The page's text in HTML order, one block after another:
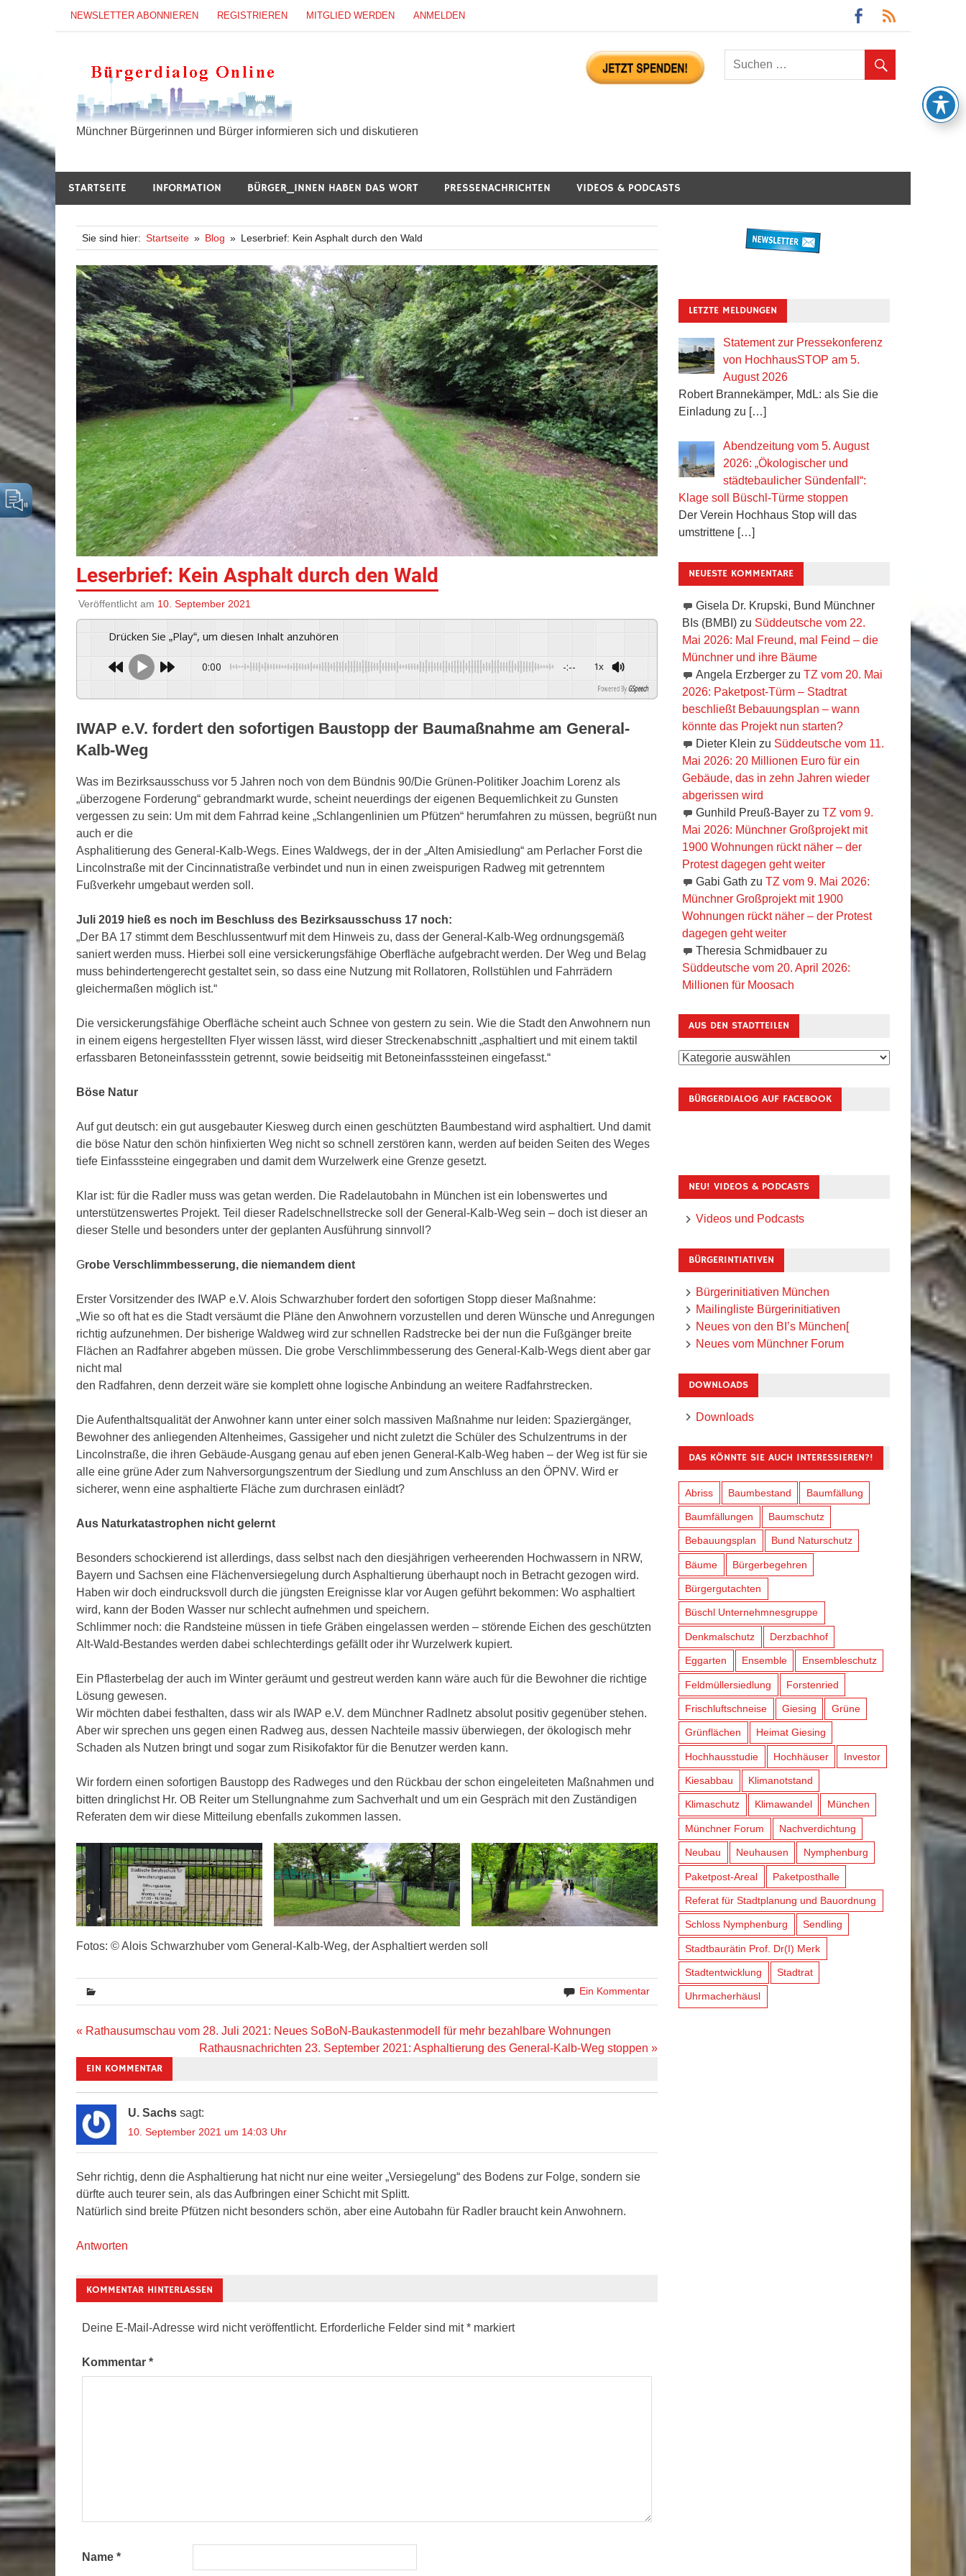
NEWSLETTER ABONNIEREN REGISTRIEREN MITGLIED WERDEN ANMELDEN
Münchner Bürgerinnen und Bürger informieren sich und diskutieren
STARTSEITE INFORMATION BÜRGER_INNEN HABEN DAS WORT PRESSENACHRICHTEN VIDEOS & PODCASTS
Sie sind hier: Startseite Blog Leserbrief: Kein Asphalt durch den Wald
Leserbrief: Kein Asphalt durch den Wald
Veröffentlicht am 10. September 2021
Drücken Sie „Play“, um diesen Inhalt anzuhören
0:00 -:-- 1x
Powered By GSpeech
IWAP e.V. fordert den sofortigen Baustopp der Baumaßnahme am General-
Kalb-Weg
Was im Bezirksausschuss vor 5 Jahren noch von dem Bündnis 90/Die Grünen-Politiker Joachim Lorenz als
„überzogene Forderung“ gebrandmarkt wurde, scheint neuerdings der eigenen Bequemlichkeit zu Gunsten
vergessen zu sein: Um mit dem Fahrrad keine „Schlangenlinien um Pfützen“ herumfahren zu müssen, begrüßt nun
auch er die
Asphalitierung des General-Kalb-Wegs. Eines Waldwegs, der in der „Alten Amisiedlung“ am Perlacher Forst die
Lincolnstraße mit der Cincinnatistraße verbindet und nun in einen zweispurigen Radweg mit getrenntem
Fußverkehr umgebaut werden soll.
Juli 2019 hieß es noch im Beschluss des Bezirksausschuss 17 noch:
„Der BA 17 stimmt dem Beschlussentwurf mit dem Hinweis zu, dass der General-Kalb-Weg ordnungsgemäß
saniert werden muss. Hierbei soll eine versickerungsfähige Oberfläche aufgebracht werden. Der Weg und Belag
muss behindertengerecht gestaltet sein, so dass eine Nutzung mit Rollatoren, Rollstühlen und Fahrrädern
gleichermaßen möglich ist.“
Die versickerungsfähige Oberfläche scheint auch Schnee von gestern zu sein. Wie die Stadt den Anwohnern nun
in einem eigens hergestellten Flyer wissen lässt, wird dieser Streckenabschnitt „asphaltiert und mit einem taktil
erfassbaren Betoneinfassstein getrennt, sowie beidseitig mit Betoneinfasssteinen eingefasst.“
Böse Natur
Auf gut deutsch: ein gut ausgebauter Kiesweg durch einen geschützten Baumbestand wird asphaltiert. Und damit
die böse Natur den schön hinfixierten Weg nicht so schnell zerstören kann, werden auf beiden Seiten des Weges
tiefe Einfasssteine eingegraben und damit dem Wurzelwerk eine Grenze gesetzt.
Klar ist: für die Radler muss was getan werden. Die Radelautobahn in München ist ein lobenswertes und
unterstützenswertes Projekt. Teil dieser Radelschnellstrecke soll der General-Kalb-Weg sein – doch ist dieser an
dieser Stelle und besonders unter der geplanten Ausführung sinnvoll?
Grobe Verschlimmbesserung, die niemandem dient
Erster Vorsitzender des IWAP e.V. Alois Schwarzhuber fordert den sofortigen Stopp dieser Maßnahme:
„Wie so oft hat es die Stadt versäumt die Pläne den Anwohnern vorzustellen und deren Wünsche und Anregungen
richtig aufzunehmen. Der bisherige Waldweg wird zur schnellen Radstrecke bei der nun die Fußgänger breite
Flächen an Radfahrer abgeben müssen. Die grobe Verschlimmbesserung des General-Kalb-Wegs dient aber gar
nicht mal
den Radfahren, denn derzeit wäre sie komplett ohne logische Anbindung an weitere Radfahrstrecken.
Die Aufenthaltsqualität der Anwohner kann unter einer solch massiven Maßnahme nur leiden: Spaziergänger,
Bewohner des anliegenden Altenheimes, Gassigeher und nicht zuletzt die Schüler des Schulzentrums in der
Lincolnstraße, die ihren Gebäude-Ausgang genau auf eben jenen General-Kalb-Weg haben – der Weg ist für sie
alle eine grüne Ader zum Nahversorgungszentrum der Siedlung und zum Anschluss an den ÖPNV. Wird er
sicherer, wenn eine asphaltierte Fläche zum durchrasen einlädt?
Aus Naturkatastrophen nicht gelernt
Besonders schockierend ist allerdings, dass selbst nach den diesjährigen verheerenden Hochwassern in NRW,
Bayern und Sachsen eine Flächenversiegelung durch Asphaltierung überhaupt noch in Betracht gezogen wird.
Haben wir doch eindrucksvoll durch die jüngsten Ereignisse klar vor Augen geführt bekommen: Wo asphaltiert
wird, kann der Boden Wasser nur schlecht aufnehmen und speichern.
Schlimmer noch: die Randsteine müssen in tiefe Gräben eingelassen werden – störende Eichen des geschützten
Alt-Wald-Bestandes werden dabei schlechterdings gefällt oder ihr Wurzelwerk kupiert.
Ein Pflasterbelag der auch im Winter geräumt und gestreut werden kann wäre auch für die Bewohner die richtige
Lösung gewesen.
Wir möchten dabei festhalten, dass wir als IWAP e.V. dem Münchner Radlnetz absolut positiv gegenüber stehen.
Aber wir sprechen uns gegen einen Radweg aus, dessen Nachteile massiv überwiegen, der ökologisch mehr
Schaden als Nutzen bringt und sogar zum Risikofaktor für die Benutzer werden kann.
Wir fordern einen sofortigen Baustopp des Radweges und den Rückbau der schon eingeleiteten Maßnahmen und
bitten dringlichst Hr. OB Reiter um Stellungnahme zum Sachverhalt und um ein Gespräch mit den Zuständigen
Referaten dem wir diese Mitteilung ebenfalls zukommen lassen.
Fotos: © Alois Schwarzhuber vom General-Kalb-Weg, der Asphaltiert werden soll
Ein Kommentar
Beitragsnavigation
« Rathausumschau vom 28. Juli 2021: Neues SoBoN-Baukastenmodell für mehr bezahlbare Wohnungen
Rathausnachrichten 23. September 2021: Asphaltierung des General-Kalb-Weg stoppen »
EIN KOMMENTAR
U. Sachs sagt:
10. September 2021 um 14:03 Uhr
Sehr richtig, denn die Asphaltierung hat nicht nur eine weiter „Versiegelung“ des Bodens zur Folge, sondern sie
dürfte auch teurer sein, als das Aufbringen einer Schicht mit Splitt.
Natürlich sind breite Pfützen nicht besonders schön, aber eine Autobahn für Radler braucht kein Anwohnern.
Antworten
KOMMENTAR HINTERLASSEN
Deine E-Mail-Adresse wird nicht veröffentlicht. Erforderliche Felder sind mit*markiert
Kommentar *
Name *
LETZTE MELDUNGEN
Statement zur Pressekonferenz
von HochhausSTOP am 5.
August 2026
Robert Brannekämper, MdL: als Sie die
Einladung zu […]
Abendzeitung vom 5. August
2026: „Ökologischer und
städtebaulicher Sündenfall“:
Klage soll Büschl-Türme stoppen
Der Verein Hochhaus Stop will das
umstrittene […]
NEUESTE KOMMENTARE
Gisela Dr. Krupski, Bund Münchner
BIs (BMBI)zu Süddeutsche vom 22.
Mai 2026: Mal Freund, mal Feind – die
Münchner und ihre Bäume
Angela Erzbergerzu TZ vom 20. Mai
2026: Paketpost-Türm – Stadtrat
beschließt Bebauungsplan – wann
könnte das Projekt nun starten?
Dieter Klein zu Süddeutsche vom 11.
Mai 2026: 20 Millionen Euro für ein
Gebäude, das in zehn Jahren wieder
abgerissen wird
Gunhild Preuß-Bayerzu TZ vom 9.
Mai 2026: Münchner Großprojekt mit
1900 Wohnungen rückt näher – der
Protest dagegen geht weiter
Gabi Gath zu TZ vom 9. Mai 2026:
Münchner Großprojekt mit 1900
Wohnungen rückt näher – der Protest
dagegen geht weiter
Theresia Schmidbauerzu
Süddeutsche vom 20. April 2026:
Millionen für Moosach
AUS DEN STADTTEILEN
Aus
Stadtteilen
BÜRGERDIALOG AUF FACEBOOK
NEU! VIDEOS & PODCASTS
Videos und Podcasts
BÜRGERINTIATIVEN
Bürgerinitiativen München
Mailingliste Bürgerinitiativen
Neues von den BI’s München[
Neues vom Münchner Forum
DOWNLOADS
Downloads
DAS KÖNNTE SIE AUCH INTERESSIEREN?!
Abriss Baumbestand Baumfällung
Baumfällungen Baumschutz
Bebauungsplan Bund Naturschutz
Bäume Bürgerbegehren
Bürgergutachten
Büschl Unternehmnesgruppe
Denkmalschutz Derzbachhof
Eggarten Ensemble Ensembleschutz
Feldmüllersiedlung Forstenried
Frischluftschneise Giesing Grüne
Grünflächen Heimat Giesing
Hochhausstudie Hochhäuser Investor
Kiesabbau Klimanotstand
Klimaschutz Klimawandel München
Münchner Forum Nachverdichtung
Neubau Neuhausen Nymphenburg
Paketpost-Areal Paketposthalle
Referat für Stadtplanung und Bauordnung
Schloss Nymphenburg Sendling
Stadtbaurätin Prof. Dr(I) Merk
Stadtentwicklung Stadtrat
Uhrmacherhäusl